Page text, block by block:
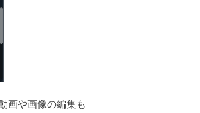
画や画像の編集も